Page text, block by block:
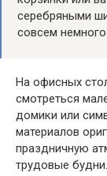
серебряными
совсем
На офисных
смотреться
домики или
материалов
праздничную
трудовые будни.